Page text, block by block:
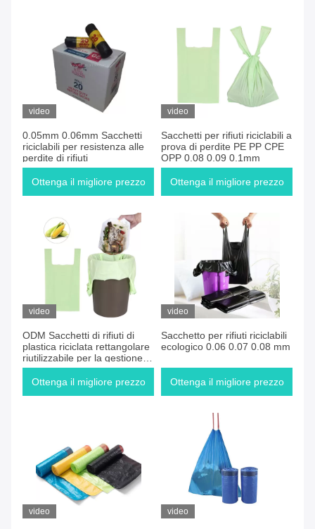
video
0.05mm 0.06mm Sacchetti
riciclabili per resistenza alle
perdite di rifiuti
Ottenga il migliore prezzo
video
Sacchetti per rifiuti riciclabili a
prova di perdite PE PP CPE
OPP 0.08 0.09 0.1mm
Ottenga il migliore prezzo
video
ODM Sacchetti di rifiuti di
plastica riciclata rettangolare
riutilizzabile per la gestione
dei rifiuti
Ottenga il migliore prezzo
video
Sacchetto per rifiuti riciclabili
ecologico 0.06 0.07 0.08 mm
Ottenga il migliore prezzo
video video